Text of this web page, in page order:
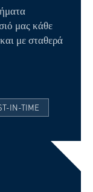
μας κάθε
με σταθερά
IN-TIME